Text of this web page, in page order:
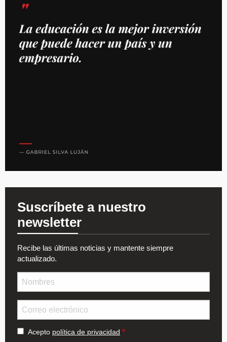
Suscríbete a nuestro
newsletter
Recibe las últimas noticias y mantente siempre
actualizado.
Acepto política de privacidad